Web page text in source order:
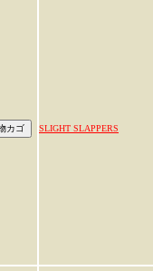
SLIGHT SLAPPERS